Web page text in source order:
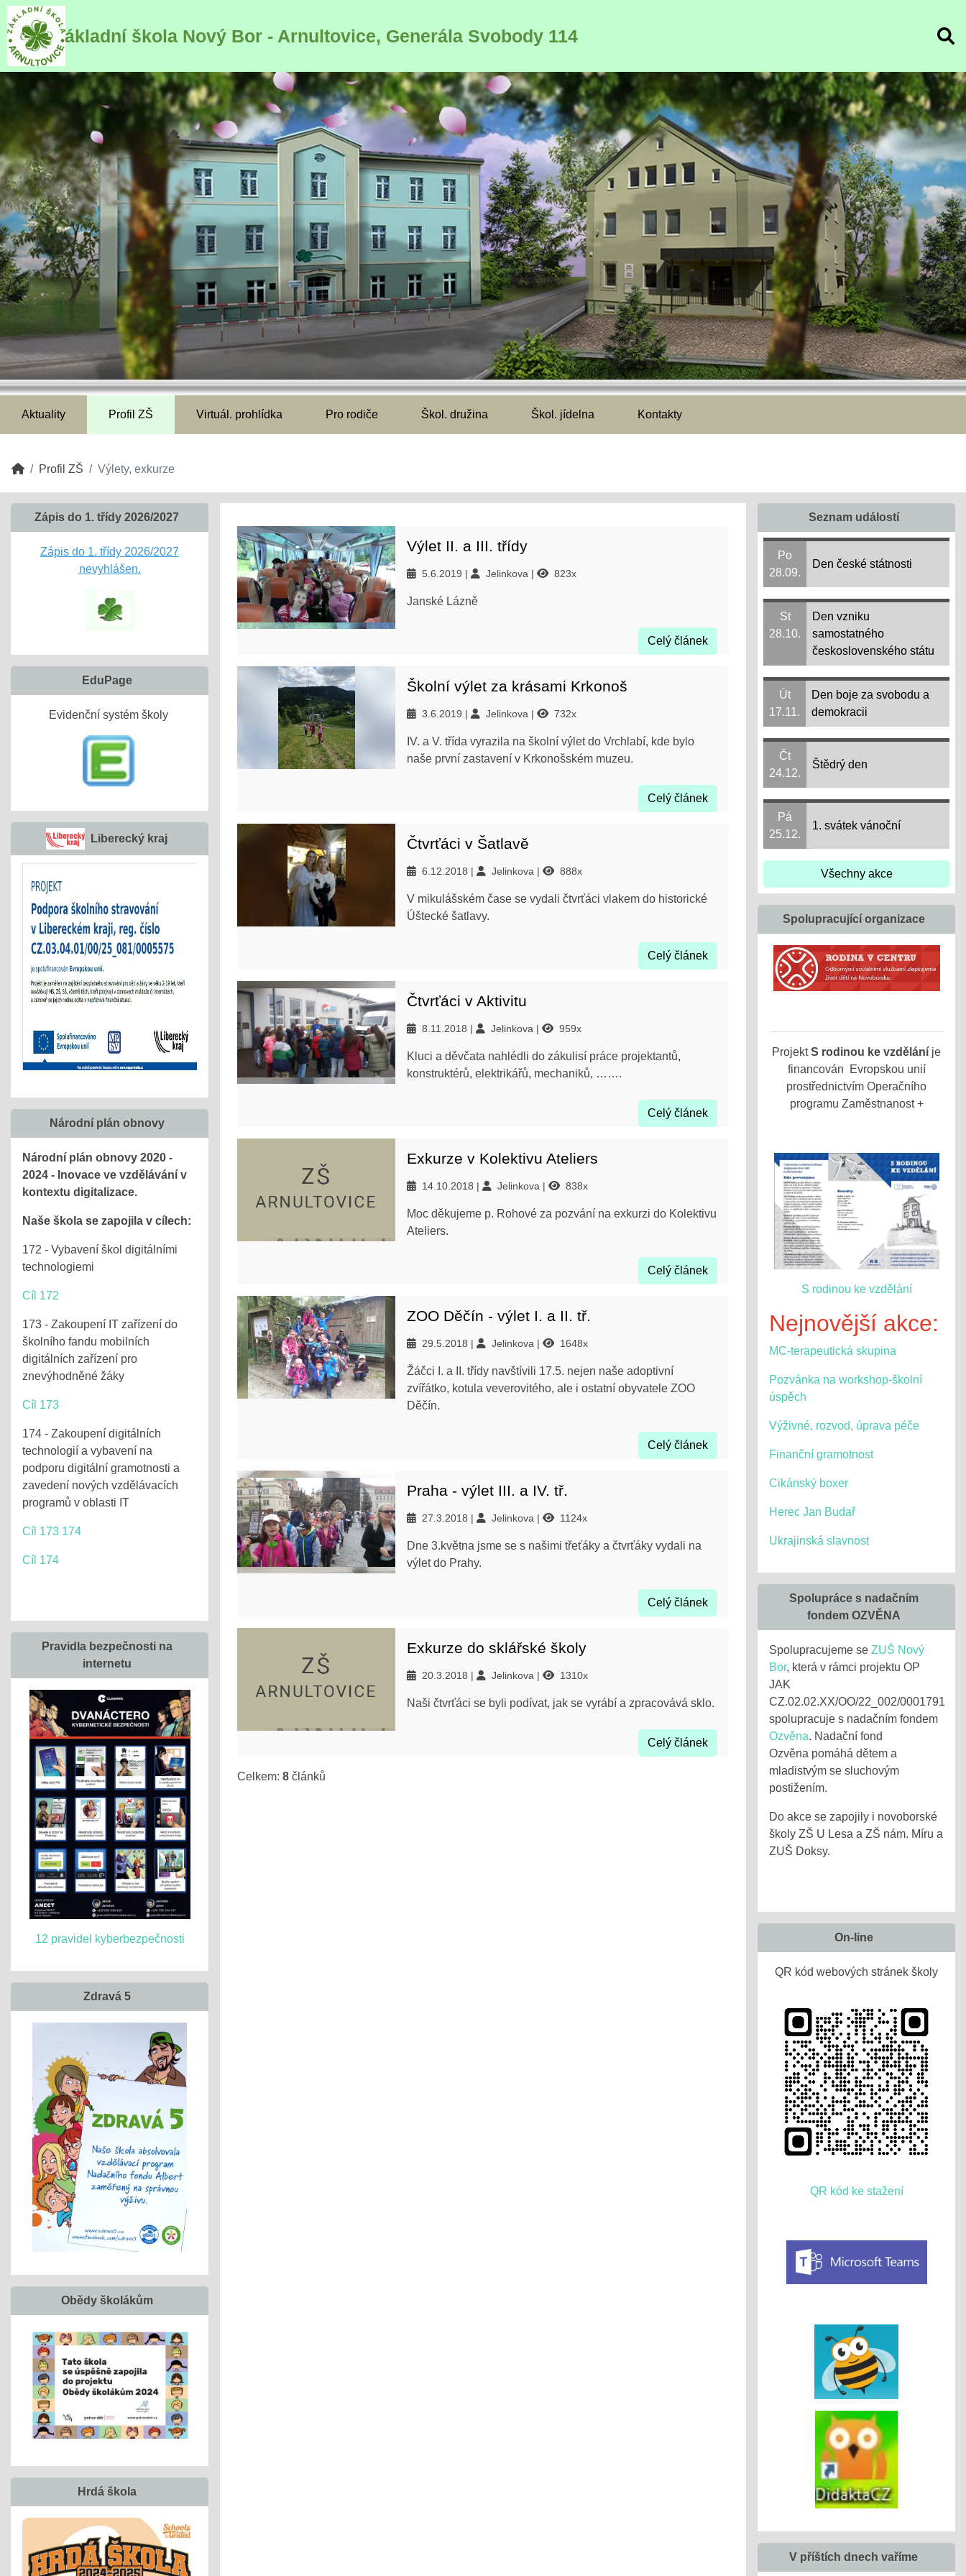
Základní škola Nový Bor - Arnultovice, Generála Svobody 114
Aktuality Profil ZŠ Virtuál. prohlídka Pro rodiče Škol. družina Škol. jídelna Kontakty
Profil ZŠ Výlety, exkurze
Výlet II. a III. třídy
5.6.2019 Jelinkova 823x
Janské Lázně
Celý článek
Školní výlet za krásami Krkonoš
3.6.2019 Jelinkova 732x
IV. a V. třída vyrazila na školní výlet do Vrchlabí, kde bylo
naše první zastavení v Krkonošském muzeu.
Celý článek
Čtvrťáci v Šatlavě
6.12.2018 Jelinkova 888x
V mikulášském čase se vydali čtvrťáci vlakem do historické
Úštecké šatlavy.
Celý článek
Čtvrťáci v Aktivitu
8.11.2018 Jelinkova 959x
Kluci a děvčata nahlédli do zákulisí práce projektantů,
konstruktérů, elektrikářů, mechaniků, …….
Celý článek
Exkurze v Kolektivu Ateliers
14.10.2018 Jelinkova 838x
Moc děkujeme p. Rohové za pozvání na exkurzi do Kolektivu
Ateliers.
Celý článek
ZOO Děčín - výlet I. a II. tř.
29.5.2018 Jelinkova 1648x
Žáčci I. a II. třídy navštívili 17.5. nejen naše adoptivní
zvířátko, kotula veverovitého, ale i ostatní obyvatele ZOO
Děčín.
Celý článek
Praha - výlet III. a IV. tř.
27.3.2018 Jelinkova 1124x
Dne 3.května jsme se s našimi třeťáky a čtvrťáky vydali na
výlet do Prahy.
Celý článek
Exkurze do sklářské školy
20.3.2018 Jelinkova 1310x
Naši čtvrťáci se byli podívat, jak se vyrábí a zpracovává sklo.
Celý článek
Celkem: 8 článků
Zápis do 1. třídy 2026/2027
Zápis do 1. třídy 2026/2027
nevyhlášen.
EduPage
Evidenční systém školy
Liberecký kraj
Národní plán obnovy
Národní plán obnovy 2020 -
2024 - Inovace ve vzdělávání v
kontextu digitalizace.
Naše škola se zapojila v cílech:
172 - Vybavení škol digitálními
technologiemi
Cíl 172
173 - Zakoupení IT zařízení do
školního fandu mobilních
digitálních zařízení pro
znevýhodněné žáky
Cíl 173
174 - Zakoupení digitálních
technologií a vybavení na
podporu digitální gramotnosti a
zavedení nových vzdělávacích
programů v oblasti IT
Cíl 173 174
Cíl 174
Pravidla bezpečnosti na
internetu
12 pravidel kyberbezpečnosti
Zdravá 5
Obědy školákům
Hrdá škola
Seznam událostí
Po
28.09.
Den české státnosti
St
28.10.
Den vzniku
samostatného
československého státu
Út
17.11.
Den boje za svobodu a
demokracii
Čt
24.12.
Štědrý den
Pá
25.12.
1. svátek vánoční
Všechny akce
Spolupracující organizace
ProjektS rodinou ke vzdělání je
financován Evropskou unií
prostřednictvím Operačního
programu Zaměstnanost +
S rodinou ke vzdělání
Nejnovější akce:
MC-terapeutická skupina
Pozvánka na workshop-školní
úspěch
Výživné, rozvod, úprava péče
Finanční gramotnost
Cikánský boxer
Herec Jan Budař
Ukrajinská slavnost
Spolupráce s nadačním
fondem OZVĚNA
Spolupracujeme se ZUŠ Nový
Bor, která v rámci projektu OP
JAK
CZ.02.02.XX/OO/22_002/0001791
spolupracuje s nadačním fondem
Ozvěna. Nadační fond
Ozvěna pomáhá dětem a
mladistvým se sluchovým
postižením.
Do akce se zapojily i novoborské
školy ZŠ U Lesa a ZŠ nám. Míru a
ZUŠ Doksy.
On-line
QR kód webových stránek školy
QR kód ke stažení
V příštích dnech vaříme